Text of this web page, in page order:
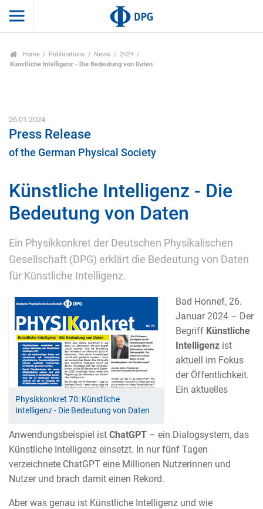
Home Publications News
2024
Künstliche Intelligenz - Die Bedeutung von Daten
26.01.2024
Press Release
of the German Physical Society
Künstliche Intelligenz - Die
Bedeutung von Daten
Ein Physikkonkret der Deutschen Physikalischen
Gesellschaft (DPG) erklärt die Bedeutung von Daten
für Künstliche Intelligenz.
Physikkonkret 70: Künstliche
Intelligenz - Die Bedeutung von Daten
Bad Honnef, 26.
Januar 2024 – Der
Begriff Künstliche
Intelligenz ist
aktuell im Fokus
der Öffentlichkeit.
Ein aktuelles
Anwendungsbeispiel ist ChatGPT – ein Dialogsystem, das
Künstliche Intelligenz einsetzt. In nur fünf Tagen
verzeichnete ChatGPT eine Millionen Nutzerinnen und
Nutzer und brach damit einen Rekord.
Aber was genau ist Künstliche Intelligenz und wie